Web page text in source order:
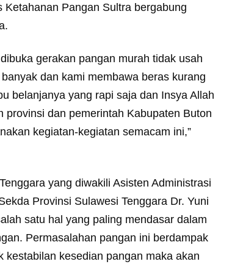
Pangan Sultra bergabung
gerakan pangan murah tidak usah
dan kami membawa beras kurang
belanjanya yang rapi saja dan Insya Allah
provinsi dan pemerintah Kabupaten Buton
kegiatan-kegiatan semacam ini,”
yang diwakili Asisten Administrasi
Provinsi Sulawesi Tenggara Dr. Yuni
satu hal yang paling mendasar dalam
Permasalahan pangan ini berdampak
kestabilan kesedian pangan maka akan